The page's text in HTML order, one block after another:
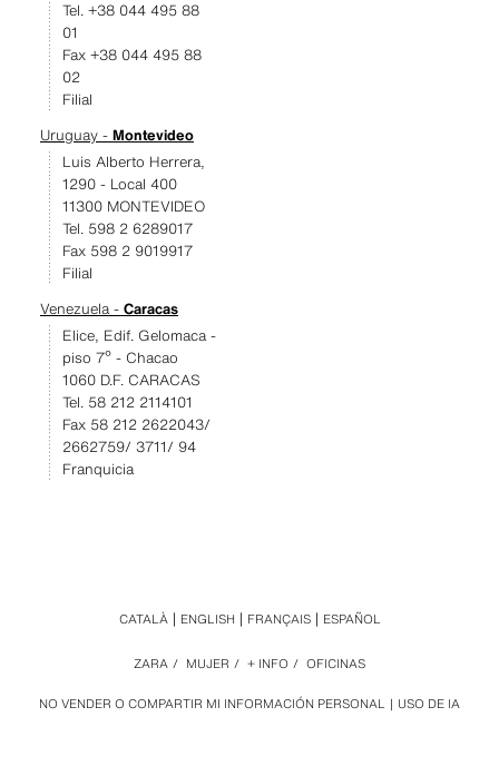
Tel. +38 044 495 88
01
Fax +38 044 495 88
02
Filial
Uruguay - Montevideo
Luis Alberto Herrera,
1290 - Local 400
11300 MONTEVIDEO
Tel. 598 2 6289017
Fax 598 2 9019917
Filial
Venezuela - Caracas
Elice, Edif. Gelomaca -
piso 7º - Chacao
1060 D.F. CARACAS
Tel. 58 212 2114101
Fax 58 212 2622043/
2662759/ 3711/ 94
Franquicia
NO VENDER O COMPARTIR MI INFORMACIÓN PERSONAL USO DE IA
ZARA / MUJER / + INFO / OFICINAS
CATALÀ ENGLISH FRANÇAIS ESPAÑOL